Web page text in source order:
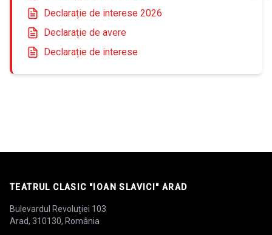
Declarație de interese 2026
Declarație de avere
Declarație de interese
TEATRUL CLASIC "IOAN SLAVICI" ARAD
Bulevardul Revoluției 103
Arad, 310130, România